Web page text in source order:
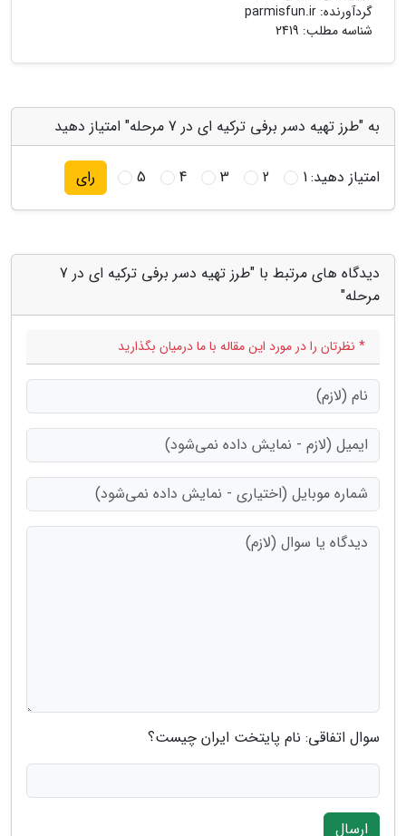
گردآورنده: parmisfun.ir
شناسه مطلب: 2419
به "طرز تهیه دسر برفی ترکیه ای در 7 مرحله" امتیاز دهید
امتیاز دهید:1
2
3
4
5 رای
دیدگاه های مرتبط با "طرز تهیه دسر برفی ترکیه ای در 7
مرحله"
* نظرتان را در مورد این مقاله با ما درمیان بگذارید
سوال اتفاقی: نام پایتخت ایران چیست؟
ارسال